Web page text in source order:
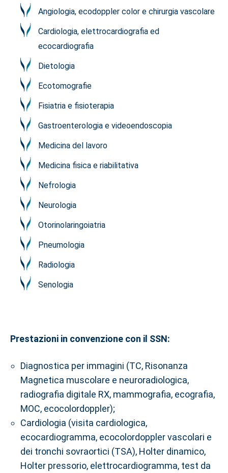
Angiologia, ecodoppler color e chirurgia vascolare
Cardiologia, elettrocardiografia ed
ecocardiografia
Dietologia
Ecotomografie
Fisiatria e fisioterapia
Gastroenterologia e videoendoscopia
Medicina del lavoro
Medicina fisica e riabilitativa
Nefrologia
Neurologia
Otorinolaringoiatria
Pneumologia
Radiologia
Senologia
Prestazioni in convenzione con il SSN:
Diagnostica per immagini (TC, Risonanza
Magnetica muscolare e neuroradiologica,
radiografia digitale RX, mammografia, ecografia,
MOC, ecocolordoppler);
Cardiologia (visita cardiologica,
ecocardiogramma, ecocolordoppler vascolari e
dei tronchi sovraortici (TSA), Holter dinamico,
Holter pressorio, elettrocardiogramma, test da